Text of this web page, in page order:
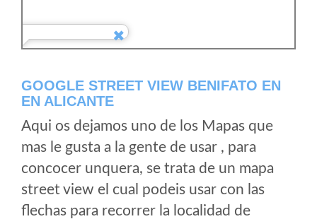
GOOGLE STREET VIEW BENIFATO EN
EN ALICANTE
Aqui os dejamos uno de los Mapas que
mas le gusta a la gente de usar , para
concocer unquera, se trata de un mapa
street view el cual podeis usar con las
flechas para recorrer la localidad de